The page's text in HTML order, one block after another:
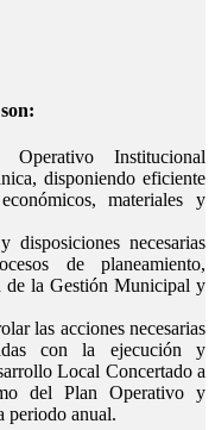
Institucional
disponiendo eficiente
materiales y
necesarias
de planeamiento,
de la Gestión Municipal y
las acciones necesarias
con la ejecución y
Local Concertado a
del Plan Operativo y
periodo anual.